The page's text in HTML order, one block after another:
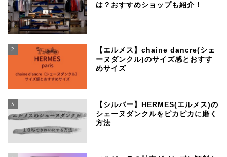
は？おすすめショップも紹介！
2
【エルメス】chaine dancre(シェ
ーヌダンクル)のサイズ感とおすす
めサイズ
3
【シルバー】HERMES(エルメス)の
シェーヌダンクルをピカピカに磨く
方法